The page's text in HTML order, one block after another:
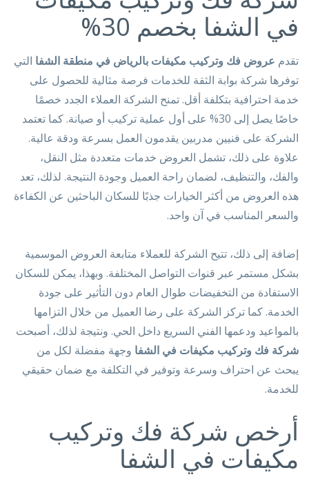
في الشفا بخصم 30%
تقدم عروض فك وتركيب مكيفات بالرياض في منطقة الشفا التي
توفرها شركة بوابة الثقة للخدمات فرصة مثالية للحصول على
خدمة احترافية بتكلفة أقل. تمنح الشركة العملاء الجدد خصمًا
خاصًا يصل إلى 30% على أول عملية تركيب أو صيانة. كما تعتمد
الشركة على فنيين مدربين يقدمون العمل بسرعة ودقة عالية.
علاوة على ذلك، تشمل العروض خدمات متعددة مثل النقل،
والفك، والتنظيف، لضمان راحة العميل وجودة النتيجة. لذلك، تعد
هذه العروض من أكثر الخيارات جذبًا للسكان الباحثين عن الكفاءة
والسعر المناسب في آن واحد.
إضافة إلى ذلك، تتيح الشركة للعملاء متابعة العروض الموسمية
بشكل مستمر عبر قنوات التواصل المختلفة. وبهذا، يمكن للسكان
الاستفادة من التخفيضات طوال العام دون التأثير على جودة
الخدمة. كما تركز الشركة على رضا العميل من خلال التزامها
بالمواعيد ودعمها الفني السريع داخل الحي. ونتيجة لذلك، أصبحت
شركة فك وتركيب مكيفات في الشفا وجهة مفضلة لكل من
يبحث عن احتراف وسرعة وتوفير في التكلفة مع ضمان حقيقي
للخدمة.
أرخص شركة فك وتركيب
مكيفات في الشفا